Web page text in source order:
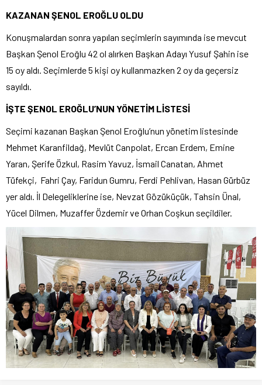
KAZANAN ŞENOL EROĞLU OLDU
Konuşmalardan sonra yapılan seçimlerin sayımında ise mevcut
Başkan Şenol Eroğlu 42 ol alırken Başkan Adayı Yusuf Şahin ise
15 oy aldı. Seçimlerde 5 kişi oy kullanmazken 2 oy da geçersiz
sayıldı.
İŞTE ŞENOL EROĞLU’NUN YÖNETİM LİSTESİ
Seçimi kazanan Başkan Şenol Eroğlu’nun yönetim listesinde
Mehmet Karanfildağ, Mevlüt Canpolat, Ercan Erdem, Emine
Yaran, Şerife Özkul, Rasim Yavuz, İsmail Canatan, Ahmet
Tüfekçi, Fahri Çay, Faridun Gumru, Ferdi Pehlivan, Hasan Gürbüz
yer aldı. İl Delegeliklerine ise, Nevzat Gözüküçük, Tahsin Ünal,
Yücel Dilmen, Muzaffer Özdemir ve Orhan Coşkun seçildiler.